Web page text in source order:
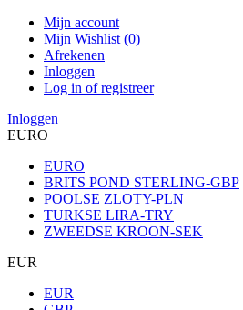
Mijn account
Mijn Wishlist (0)
Afrekenen
Inloggen
Log in of registreer
Inloggen
EURO
EURO
BRITS POND STERLING-GBP
POOLSE ZLOTY-PLN
TURKSE LIRA-TRY
ZWEEDSE KROON-SEK
EUR
EUR